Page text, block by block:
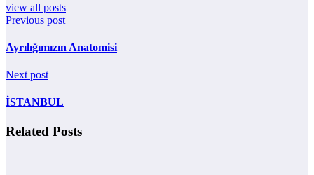
view all posts
Previous post
Ayrılığımızın Anatomisi
Next post
İSTANBUL
Related Posts